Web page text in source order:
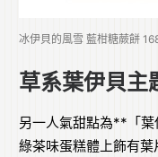
冰伊貝的風雪 藍柑糖蕨餅
草系葉伊貝主
另一人氣甜點為**「葉
綠茶味蛋糕體上飾有